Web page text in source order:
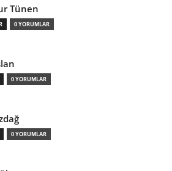
Tünen
0 YORUMLAR
0 YORUMLAR
0 YORUMLAR